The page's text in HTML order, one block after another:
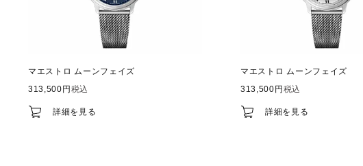
マエストロ ムーンフェイズ
313,500
税込
詳細を見る
マエストロ ムーンフェイズ
313,500
税込
詳細を見る